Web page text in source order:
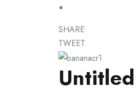
SHARE
TWEET
Untitled